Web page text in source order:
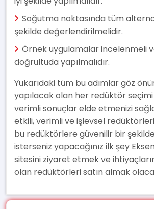
Soğutma noktasında tüm
şekilde değerlendirilmelidir.
Örnek uygulamalar incelenmeli
doğrultuda yapılmalıdır.
Yukarıdaki tüm bu adımlar göz
yapılacak olan her redüktör
verimli sonuçlar elde etmenizi
etkili, verimli ve işlevsel
bu redüktörlere güvenilir bir
isterseniz yapacağınız ilk şey
sitesini ziyaret etmek ve
olan redüktörleri satın almak